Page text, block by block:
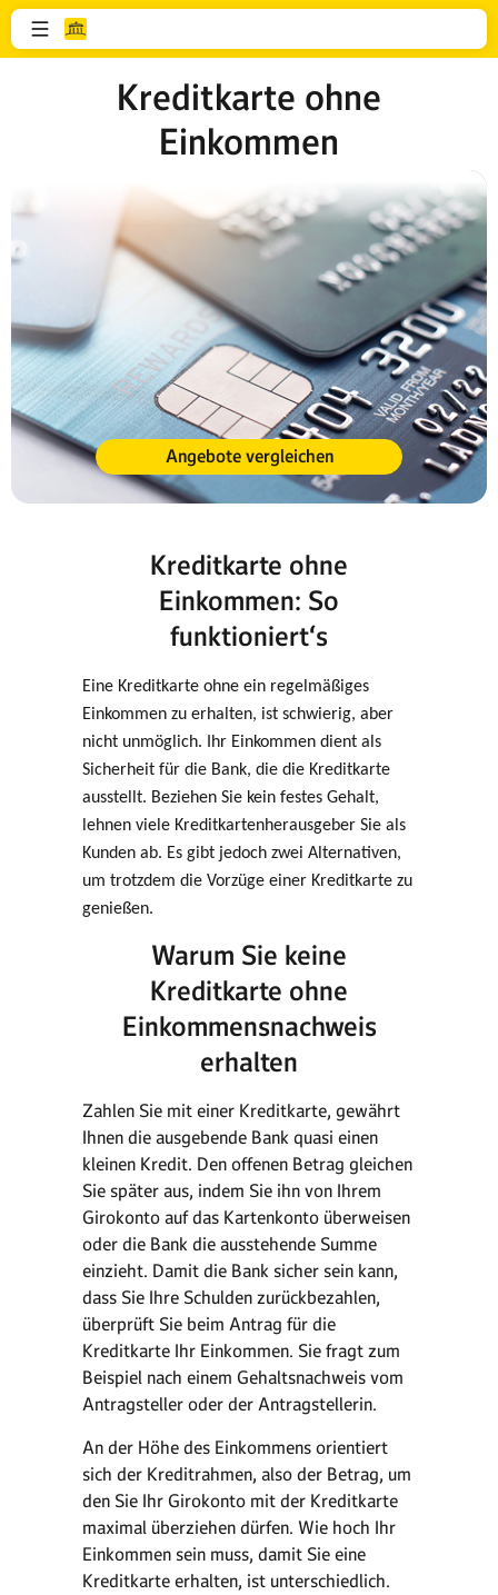
Kreditkarte ohne
Einkommen
Angebote vergleichen
Kreditkarte ohne
Einkommen: So
funktioniert‘s
Eine Kreditkarte ohne ein regelmäßiges
Einkommen zu erhalten, ist schwierig, aber
nicht unmöglich. Ihr Einkommen dient als
Sicherheit für die Bank, die die Kreditkarte
ausstellt. Beziehen Sie kein festes Gehalt,
lehnen viele Kreditkartenherausgeber Sie als
Kunden ab. Es gibt jedoch zwei Alternativen,
um trotzdem die Vorzüge einer Kreditkarte zu
genießen.
Warum Sie keine
Kreditkarte ohne
Einkommensnachweis
erhalten
Zahlen Sie mit einer Kreditkarte, gewährt
Ihnen die ausgebende Bank quasi einen
kleinen Kredit. Den offenen Betrag gleichen
Sie später aus, indem Sie ihn von Ihrem
Girokonto auf das Kartenkonto überweisen
oder die Bank die ausstehende Summe
einzieht. Damit die Bank sicher sein kann,
dass Sie Ihre Schulden zurückbezahlen,
überprüft Sie beim Antrag für die
Kreditkarte Ihr Einkommen. Sie fragt zum
Beispiel nach einem Gehaltsnachweis vom
Antragsteller oder der Antragstellerin.
An der Höhe des Einkommens orientiert
sich der Kreditrahmen, also der Betrag, um
den Sie Ihr Girokonto mit der Kreditkarte
maximal überziehen dürfen. Wie hoch Ihr
Einkommen sein muss, damit Sie eine
Kreditkarte erhalten, ist unterschiedlich.